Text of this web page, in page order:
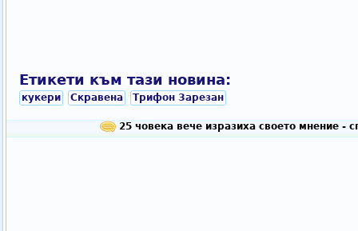
Етикети към тази новина:
кукери Скравена Трифон Зарезан
25 човека вече изразиха своето мнение -